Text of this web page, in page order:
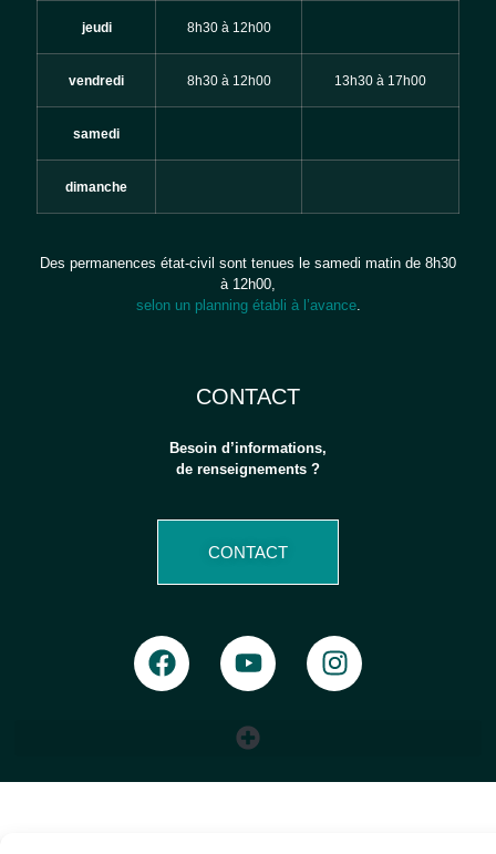
jeudi 8h30 à 12h00
vendredi 8h30 à 12h00 13h30 à 17h00
samedi
dimanche
Des permanences état-civil sont tenues le samedi matin de 8h30
à 12h00,
selon un planning établi à l’avance.
CONTACT
Besoin d’informations,
de renseignements ?
CONTACT